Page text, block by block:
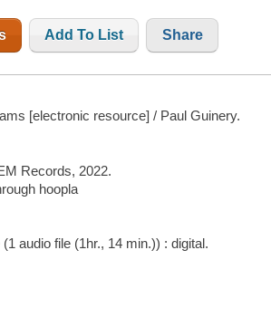
Add To List Share
[electronic resource] / Paul Guinery.
Records, 2022.
hoopla
audio file (1hr., 14 min.)) : digital.